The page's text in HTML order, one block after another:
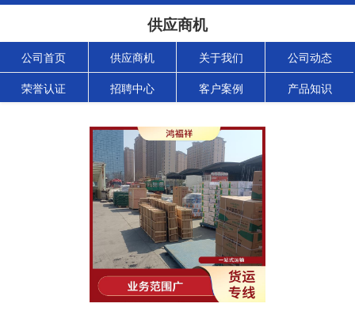
供应商机
公司首页 供应商机 关于我们 公司动态
荣誉认证 招聘中心 客户案例 产品知识